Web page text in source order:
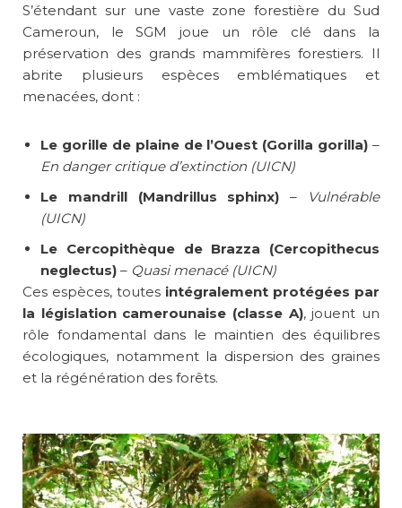
S’étendant sur une vaste zone forestière du Sud
Cameroun, le SGM joue un rôle clé dans la
préservation des grands mammifères forestiers. Il
abrite plusieurs espèces emblématiques et
menacées, dont :
Le gorille de plaine de l’Ouest (Gorilla gorilla) –
En danger critique d’extinction (UICN)
Le mandrill (Mandrillus sphinx) –
Vulnérable
(UICN)
Le Cercopithèque de Brazza (Cercopithecus
neglectus) – Quasi menacé (UICN)
Ces espèces, toutes intégralement protégées par
la législation camerounaise (classe A), jouent un
rôle fondamental dans le maintien des équilibres
écologiques, notamment la dispersion des graines
et la régénération des forêts.